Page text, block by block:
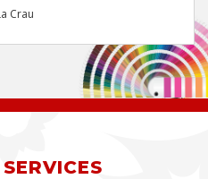
Crau